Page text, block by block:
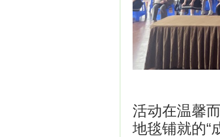
活动在温馨
地毯铺就的“